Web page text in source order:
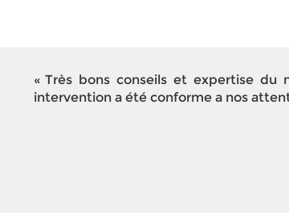
Très bons conseils et expertise du
intervention a été conforme a nos